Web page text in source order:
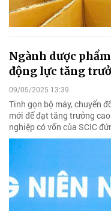
Ngành dược
động lực tăng
09/05/2025 13:39
Tinh gọn bộ máy, chuyển
mới để đạt tăng trưởng
nghiệp có vốn của SCIC